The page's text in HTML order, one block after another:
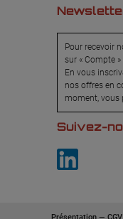
Pour recevoir
sur « Compte
En vous
nos offres en
moment, vous
Suivez-
Présentation — CGV